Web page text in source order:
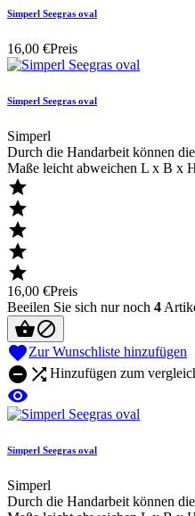
Simperl Seegras oval
16,00 €Preis
Simperl Seegras oval
Simperl
Durch die Handarbeit können
Maße leicht abweichen L x B x





16,00 €Preis
Beeilen Sie sich nur noch 4

Zur Wunschliste hinzufügen
  Hinzufügen zum

Simperl Seegras oval
Simperl
Durch die Handarbeit können